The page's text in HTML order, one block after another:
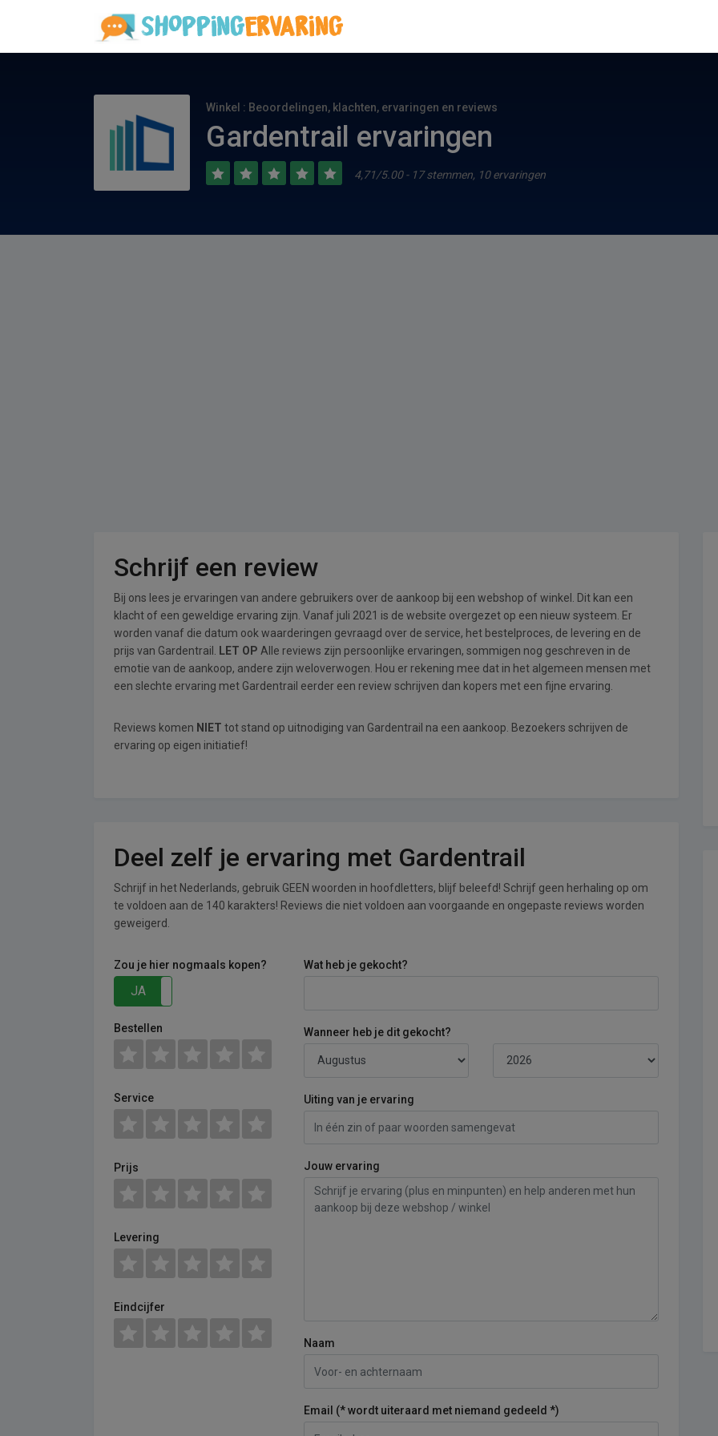
Winkel : Beoordelingen, klachten, ervaringen en reviews
Gardentrail ervaringen
4,71/5.00 - 17 stemmen, 10 ervaringen
Schrijf een review
Bij ons lees je ervaringen van andere gebruikers over de aankoop bij een webshop of winkel. Dit kan een
klacht of een geweldige ervaring zijn. Vanaf juli 2021 is de website overgezet op een nieuw systeem. Er
worden vanaf die datum ook waarderingen gevraagd over de service, het bestelproces, de levering en de
prijs van Gardentrail.
LET OP Alle reviews zijn persoonlijke ervaringen, sommigen nog geschreven in de
emotie van de aankoop, andere zijn weloverwogen. Hou er rekening mee dat in het algemeen mensen met
een slechte ervaring met Gardentrail eerder een review schrijven dan kopers met een fijne ervaring.
Reviews komen NIET tot stand op uitnodiging van Gardentrail na een aankoop. Bezoekers schrijven de
ervaring op eigen initiatief!
Deel zelf je ervaring met Gardentrail
Schrijf in het Nederlands, gebruik GEEN woorden in hoofdletters, blijf beleefd! Schrijf geen herhaling op om
te voldoen aan de 140 karakters! Reviews die niet voldoen aan voorgaande en ongepaste reviews worden
geweigerd.
Zou je hier nogmaals kopen?
JA
Bestellen
Service
Prijs
Levering
Eindcijfer
Wat heb je gekocht?
Wanneer heb je dit gekocht?
Uiting van je ervaring
Jouw ervaring
Naam
Email (* wordt uiteraard met niemand gedeeld *)